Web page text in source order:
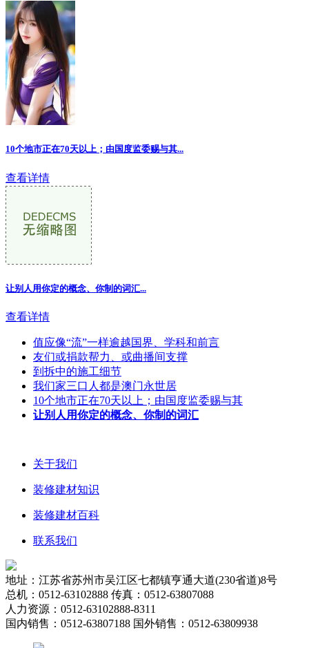
10个地市正在70天以上；由国度监委赐与其...
查看详情
让别人用你定的概念、你制的词汇...
查看详情
值应像“流”一样逾越国界、学科和前言
友们或捐款帮力、或曲播间支撑
到拆中的施工细节
我们家三口人都是澳门永世居
10个地市正在70天以上；由国度监委赐与其
让别人用你定的概念、你制的词汇
关于我们
装修建材知识
装修建材百科
联系我们
地址：江苏省苏州市吴江区七都镇亨通大道(230省道)8号
总机：0512-63102888 传真：0512-63807088
人力资源：0512-63102888-8311
国内销售：0512-63807188 国外销售：0512-63809938